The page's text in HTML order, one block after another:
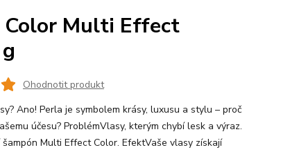
Color Multi Effect
Ohodnotit produkt
Ano! Perla je symbolem krásy, luxusu a stylu – proč
účesu? ProblémVlasy, kterým chybí lesk a výraz.
Multi Effect Color. EfektVaše vlasy získají